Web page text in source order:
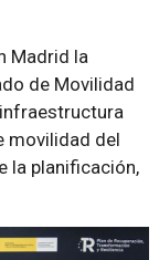
Madrid la
de Movilidad
movilidad del
la planificación,